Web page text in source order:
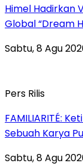
Himel Hadirkan
Global “Dream
Sabtu, 8 Agu
Pers Rilis
FAMILIARITÉ:
Sebuah Karya
Sabtu, 8 Agu